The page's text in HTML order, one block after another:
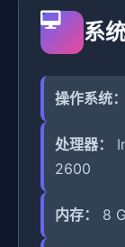
系
操作系统：
处理器：
2600
内存： 8